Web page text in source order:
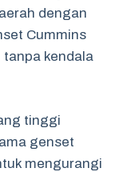
dengan
Cummins
kendala
tinggi
genset
mengurangi